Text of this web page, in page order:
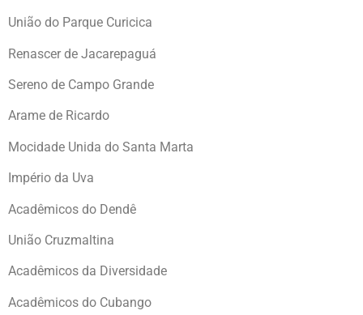
União do Parque Curicica
Renascer de Jacarepaguá
Sereno de Campo Grande
Arame de Ricardo
Mocidade Unida do Santa Marta
Império da Uva
Acadêmicos do Dendê
União Cruzmaltina
Acadêmicos da Diversidade
Acadêmicos do Cubango